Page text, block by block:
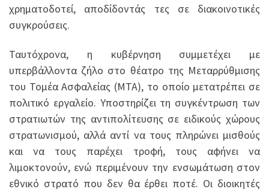
χρηματοδοτεί, αποδίδοντάς τες σε διακοινοτικές
συγκρούσεις.
Ταυτόχρονα, η κυβέρνηση συμμετέχει με
υπερβάλλοντα ζήλο στο θέατρο της Μεταρρύθμισης
του Τομέα Ασφαλείας (ΜΤΑ), το οποίο μετατρέπει σε
πολιτικό εργαλείο. Υποστηρίζει τη συγκέντρωση των
στρατιωτών της αντιπολίτευσης σε ειδικούς χώρους
στρατωνισμού, αλλά αντί να τους πληρώνει μισθούς
και να τους παρέχει τροφή, τους αφήνει να
λιμοκτονούν, ενώ περιμένουν την ενσωμάτωση στον
εθνικό στρατό που δεν θα έρθει ποτέ. Οι διοικητές